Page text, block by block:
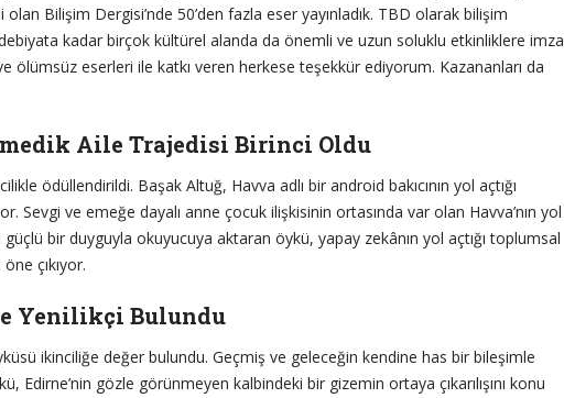
olan Bilişim Dergisi’nde 50’den fazla eser yayınladık. TBD olarak bilişim
kadar birçok kültürel alanda da önemli ve uzun soluklu etkinliklere imza
ölümsüz eserleri ile katkı veren herkese teşekkür ediyorum. Kazananları da
Aile Trajedisi Birinci Oldu
ödüllendirildi. Başak Altuğ, Havva adlı bir android bakıcının yol açtığı
Sevgi ve emeğe dayalı anne çocuk ilişkisinin ortasında var olan Havva’nın yol
güçlü bir duyguyla okuyucuya aktaran öykü, yapay zekânın yol açtığı toplumsal
çıkıyor.
Yenilikçi Bulundu
öyküsü ikinciliğe değer bulundu. Geçmiş ve geleceğin kendine has bir bileşimle
Edirne’nin gözle görünmeyen kalbindeki bir gizemin ortaya çıkarılışını konu